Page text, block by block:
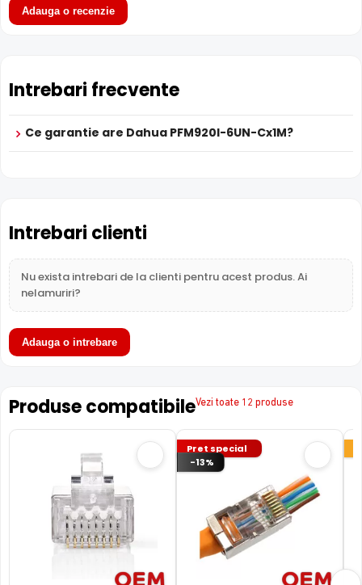
Sub-
Adauga o recenzie
Intrebari frecvente
Ce garantie are Dahua PFM920I-6UN-Cx1M?
Intrebari clienti
Nu exista intrebari de la clienti pentru acest produs. Ai
nelamuriri?
Adauga o intrebare
Produse compatibileVezi toate 12 produse
Pret special
-13%